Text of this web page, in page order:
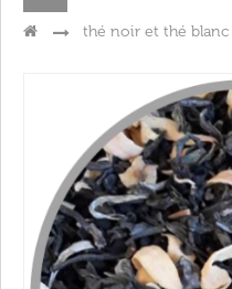
bascule
>
thé noir et thé blanc